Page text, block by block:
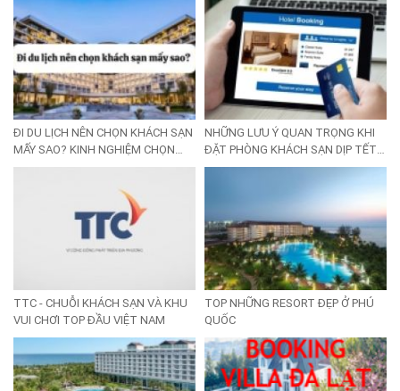
ĐI DU LỊCH NÊN CHỌN KHÁCH SẠN
MẤY SAO? KINH NGHIỆM CHỌN
KHÁCH SẠN CHUẨN GU, HỢP TÚI
NHỮNG LƯU Ý QUAN TRỌNG KHI
ĐẶT PHÒNG KHÁCH SẠN DỊP TẾT
NGUYÊN ĐÁN
TTC - CHUỖI KHÁCH SẠN VÀ KHU
VUI CHƠI TOP ĐẦU VIỆT NAM
TOP NHỮNG RESORT ĐẸP Ở PHÚ
QUỐC